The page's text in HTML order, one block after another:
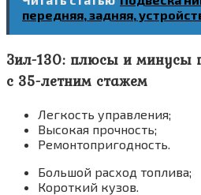
передняя, задняя,
Зил-130: плюсы и минусы
с 35-летним стажем
Легкость управления;
Высокая прочность;
Ремонтопригодность.
Большой расход топлива;
Короткий кузов.